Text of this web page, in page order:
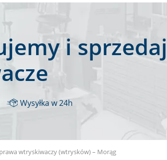
i
Wysyłka w 24h
wtryskiwaczy (wtrysków) – Morąg